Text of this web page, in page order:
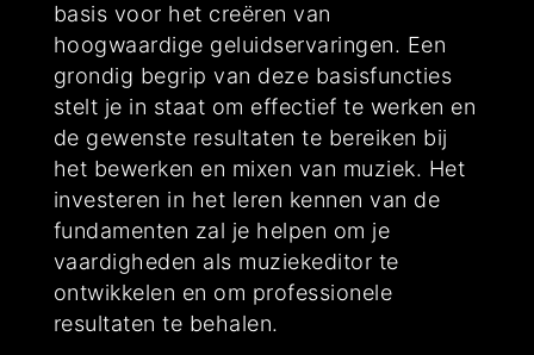
basis voor het creëren van
hoogwaardige geluidservaringen. Een
grondig begrip van deze basisfuncties
stelt je in staat om effectief te werken en
de gewenste resultaten te bereiken bij
het bewerken en mixen van muziek. Het
investeren in het leren kennen van de
fundamenten zal je helpen om je
vaardigheden als muziekeditor te
ontwikkelen en om professionele
resultaten te behalen.